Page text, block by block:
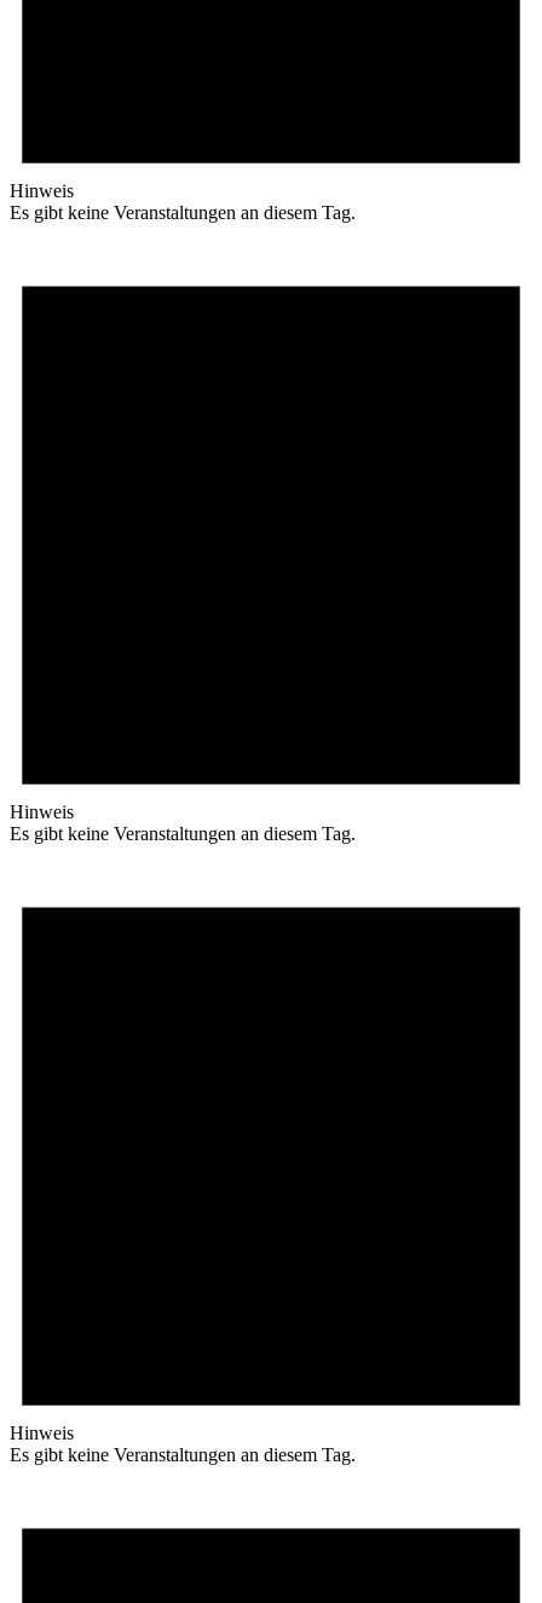
Hinweis
Es gibt keine Veranstaltungen an diesem Tag.
Hinweis
Es gibt keine Veranstaltungen an diesem Tag.
Hinweis
Es gibt keine Veranstaltungen an diesem Tag.